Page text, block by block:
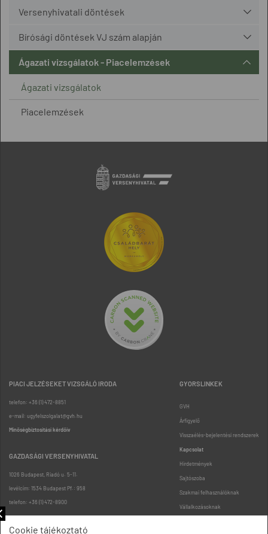
Versenyhivatali döntések
Bírósági döntések VJ szám alapján
Ágazati vizsgálatok - Piacelemzések
Ágazati vizsgálatok
Piacelemzések
PIACI JELZÉSEKET VIZSGÁLÓ IRODA
telefon: +36 (1) 472-8851
e-mail: ugyfelszolgalat@gvh.hu
Minőségbiztosítási kérdőív
GAZDASÁGI VERSENYHIVATAL
1026 Budapest, Riadó u. 5-11.
levélcím: 1534 Budapest Pf.: 958
telefon: +36 (1) 472-8900
GYORSLINKEK
GVH
Árfigyelő
Visszaélés-bejelentési rendszerek
Kapcsolat
Hirdetmények
Sajtószoba
Szakmai felhasználóknak
Vállalkozásoknak
Cookie tájékoztató